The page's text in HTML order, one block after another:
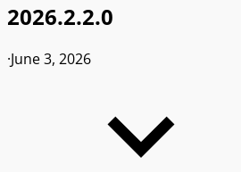
2026.2.2.0
·June 3, 2026